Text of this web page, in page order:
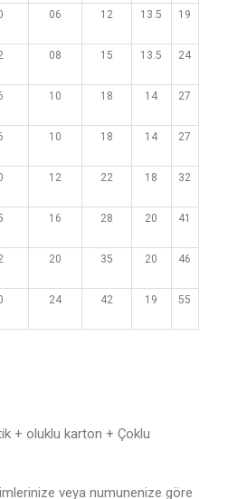
06 12 13.5 19
08 15 13.5 24
10 18 14 27
10 18 14 27
12 22 18 32
16 28 20 41
20 35 20 46
24 42 19 55
+ oluklu karton + Çoklu
veya numunenize göre